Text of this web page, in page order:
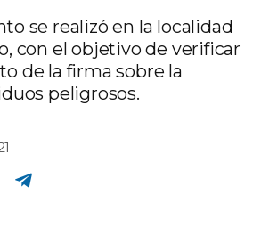
se realizó en la localidad
con el objetivo de verificar
de la firma sobre la
peligrosos.